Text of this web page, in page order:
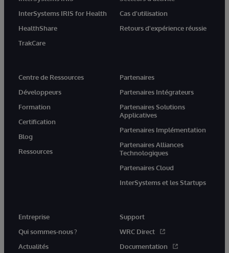
InterSystems IRIS for Health
HealthShare
TrakCare
Cas d'utilisation
Retours d'expérience réussie
Centre de Ressources
Développeurs
Formation
Certification
Blog
Ressources
Partenaires
Partenaires Intégrateurs
Partenaires Solutions
Applicatives
Partenaires Implémentation
Partenaires Alliances
Technologiques
Partenaires Cloud
InterSystems et les Startups
Entreprise
Qui sommes-nous ?
Actualités
Support
WRC Direct
Documentation